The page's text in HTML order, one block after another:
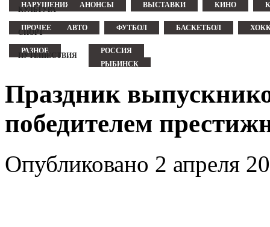
НАРУШЕНИЯ
КУЛЬТУРА
АНОНСЫ ВЫСТАВКИ КИНО
ПРОЧЕЕ
СПОРТ
АВТО ФУТБОЛ БАСКЕТБОЛ
РАЗНОЕ
ПУТЕШЕСТВИЯ
РОССИЯ
РЫБИНСК
ФИНЛЯНДИЯ ЧЕХИЯ
Праздник
победителем
Опубликовано 2 апреля